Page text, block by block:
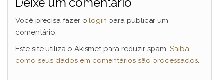
Você precisa fazer o login para publicar um
comentário.
Este site utiliza o Akismet para reduzir spam. Saiba
como seus dados em comentários são processados.